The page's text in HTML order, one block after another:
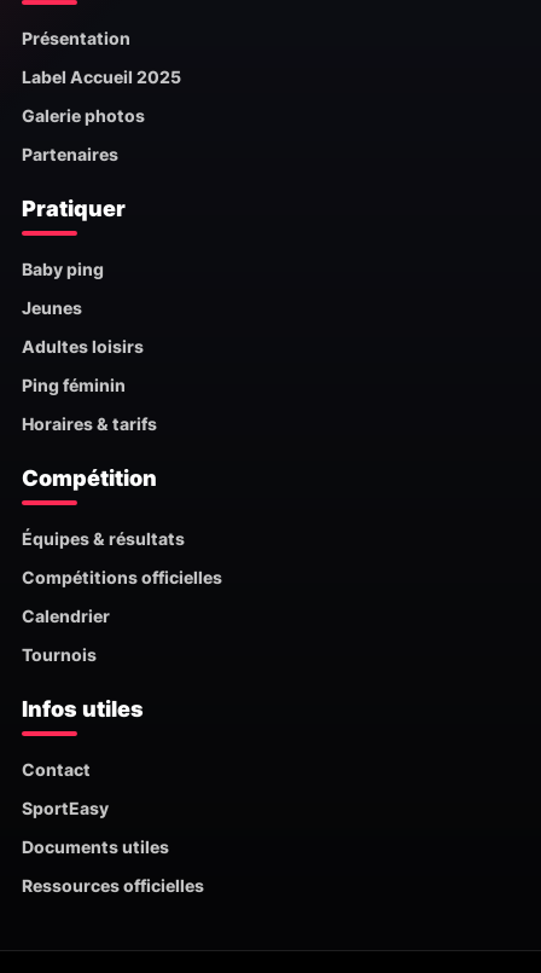
Présentation
Label Accueil 2025
Galerie photos
Partenaires
Pratiquer
Baby ping
Jeunes
Adultes loisirs
Ping féminin
Horaires & tarifs
Compétition
Équipes & résultats
Compétitions officielles
Calendrier
Tournois
Infos utiles
Contact
SportEasy
Documents utiles
Ressources officielles